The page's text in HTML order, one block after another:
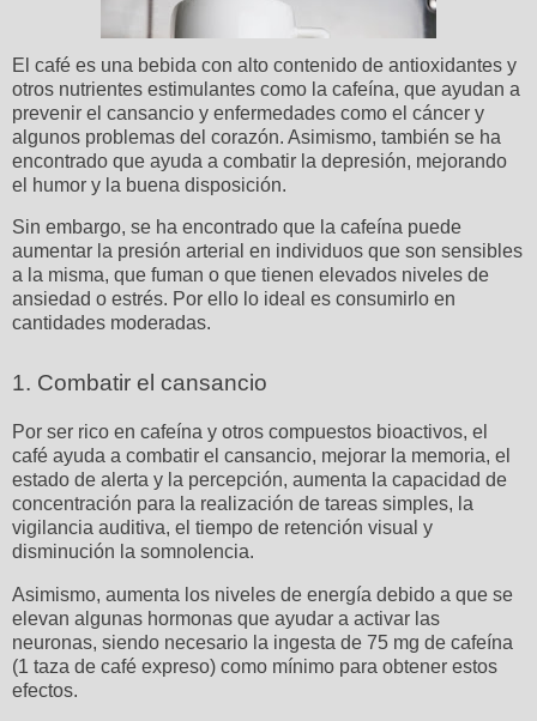
El café es una bebida con alto contenido de antioxidantes y
otros nutrientes estimulantes como la cafeína, que ayudan a
prevenir el cansancio y enfermedades como el cáncer y
algunos problemas del corazón. Asimismo, también se ha
encontrado que ayuda a combatir la depresión, mejorando
el humor y la buena disposición.
Sin embargo, se ha encontrado que la cafeína puede
aumentar la presión arterial en individuos que son sensibles
a la misma, que fuman o que tienen elevados niveles de
ansiedad o estrés. Por ello lo ideal es consumirlo en
cantidades moderadas.
1. Combatir el cansancio
Por ser rico en cafeína y otros compuestos bioactivos, el
café ayuda a combatir el cansancio, mejorar la memoria, el
estado de alerta y la percepción, aumenta la capacidad de
concentración para la realización de tareas simples, la
vigilancia auditiva, el tiempo de retención visual y
disminución la somnolencia.
Asimismo, aumenta los niveles de energía debido a que se
elevan algunas hormonas que ayudar a activar las
neuronas, siendo necesario la ingesta de 75 mg de cafeína
(1 taza de café expreso) como mínimo para obtener estos
efectos.